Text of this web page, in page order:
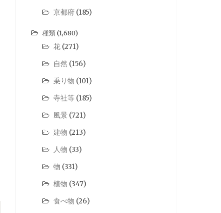
京都府 (185)
種類(1,680)
花 (271)
自然 (156)
乗り物 (101)
寺社等 (185)
風景 (721)
建物 (213)
人物 (33)
物 (331)
植物 (347)
食べ物 (26)